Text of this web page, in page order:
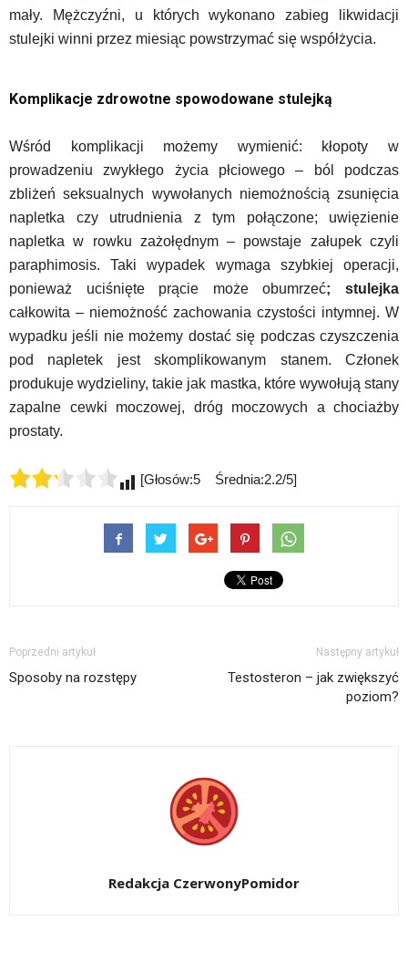
mały. Mężczyźni, u których wykonano zabieg likwidacji
stulejki winni przez miesiąc powstrzymać się współżycia.
Komplikacje zdrowotne spowodowane stulejką
Wśród komplikacji możemy wymienić: kłopoty w
prowadzeniu zwykłego życia płciowego – ból podczas
zbliżeń seksualnych wywołanych niemożnością zsunięcia
napletka czy utrudnienia z tym połączone; uwięzienie
napletka w rowku zażołędnym – powstaje załupek czyli
paraphimosis. Taki wypadek wymaga szybkiej operacji,
ponieważ uciśnięte prącie może obumrzeć; stulejka
całkowita – niemożność zachowania czystości intymnej. W
wypadku jeśli nie możemy dostać się podczas czyszczenia
pod napletek jest skomplikowanym stanem. Członek
produkuje wydzieliny, takie jak mastka, które wywołują stany
zapalne cewki moczowej, dróg moczowych a chociażby
prostaty.
[Głosów:5 Średnia:2.2/5]
Poprzedni artykuł
Sposoby na rozstępy
Następny artykuł
Testosteron – jak zwiększyć
poziom?
Redakcja CzerwonyPomidor